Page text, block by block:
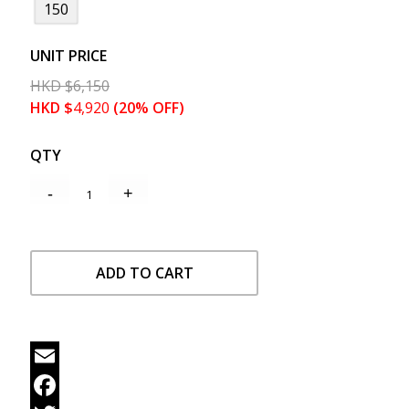
150
UNIT PRICE
HKD$6,150
HKD $4,920 (20% OFF)
QTY
ADD TO CART
Email